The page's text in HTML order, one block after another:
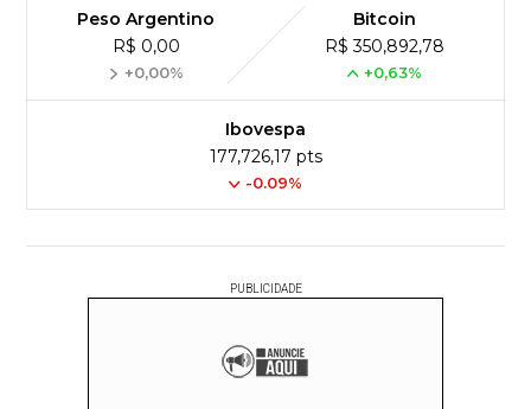
Peso Argentino
R$ 0,00
+0,00%
Bitcoin
R$ 350,892,78
+0,63%
Ibovespa
177,726,17 pts
-0.09%
PUBLICIDADE